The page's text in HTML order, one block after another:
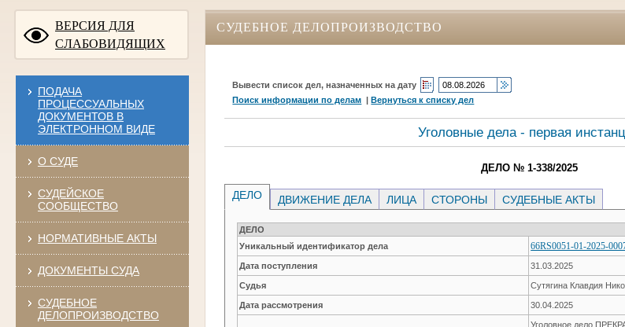
ВЕРСИЯ ДЛЯ
СЛАБОВИДЯЩИХ
ПОДАЧА
ПРОЦЕССУАЛЬНЫХ
ДОКУМЕНТОВ В
ЭЛЕКТРОННОМ ВИДЕ
О СУДЕ
СУДЕЙСКОЕ
СООБЩЕСТВО
НОРМАТИВНЫЕ АКТЫ
ДОКУМЕНТЫ СУДА
СУДЕБНОЕ
ДЕЛОПРОИЗВОДСТВО
СУДЕБНОЕ ДЕЛОПРОИЗВОДСТВО
Вывести список дел, назначенных на дату
Поиск информации по делам |Вернуться к списку дел
Уголовные дела - первая
ДЕЛО № 1-338/2025
ДЕЛО ДВИЖЕНИЕ ДЕЛА ЛИЦА СТОРОНЫ СУДЕБНЫЕ АКТЫ
ДЕЛО
Уникальный идентификатор дела
66RS0051-01-2025-
Дата поступления 31.03.2025
Судья Сутягина Клавдия
Дата рассмотрения 30.04.2025
Уголовное дело